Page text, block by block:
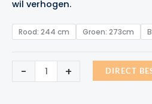
wil verhogen.
Rood: 244 cm Groen: 273cm
-
Urban
Fitness
Speed
+ DIRECT